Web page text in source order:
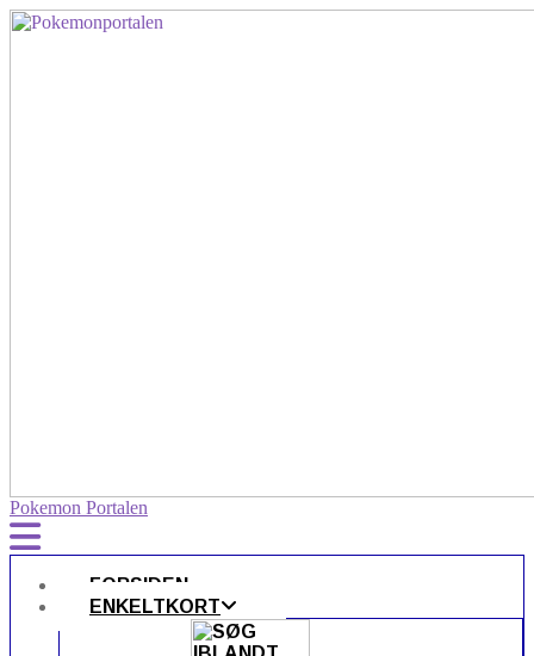
Pokemon Portalen
FORSIDEN
ENKELTKORT